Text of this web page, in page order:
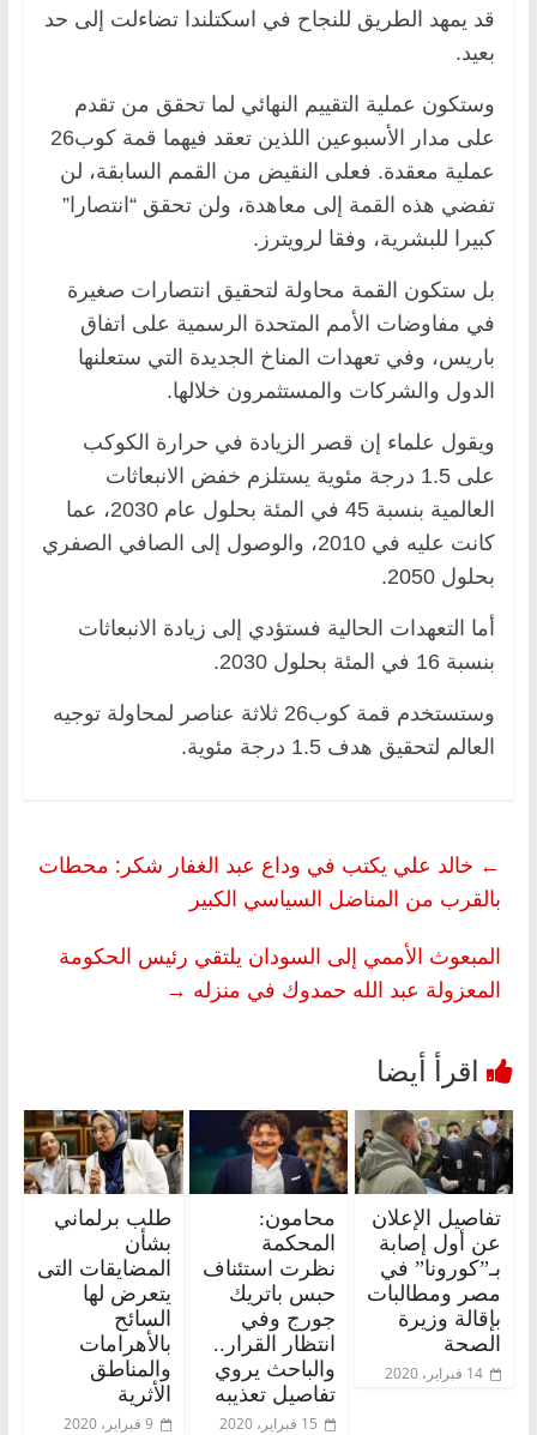
قد يمهد الطريق للنجاح في اسكتلندا تضاءلت إلى حد
بعيد.
وستكون عملية التقييم النهائي لما تحقق من تقدم
على مدار الأسبوعين اللذين تعقد فيهما قمة كوب26
عملية معقدة. فعلى النقيض من القمم السابقة، لن
تفضي هذه القمة إلى معاهدة، ولن تحقق “انتصارا”
كبيرا للبشرية، وفقا لرويترز.
بل ستكون القمة محاولة لتحقيق انتصارات صغيرة
في مفاوضات الأمم المتحدة الرسمية على اتفاق
باريس، وفي تعهدات المناخ الجديدة التي ستعلنها
الدول والشركات والمستثمرون خلالها.
ويقول علماء إن قصر الزيادة في حرارة الكوكب
على 1.5 درجة مئوية يستلزم خفض الانبعاثات
العالمية بنسبة 45 في المئة بحلول عام 2030، عما
كانت عليه في 2010، والوصول إلى الصافي الصفري
بحلول 2050.
أما التعهدات الحالية فستؤدي إلى زيادة الانبعاثات
بنسبة 16 في المئة بحلول 2030.
وستستخدم قمة كوب26 ثلاثة عناصر لمحاولة توجيه
العالم لتحقيق هدف 1.5 درجة مئوية.
← خالد علي يكتب في وداع عبد الغفار شكر: محطات
بالقرب من المناضل السياسي الكبير
المبعوث الأممي إلى السودان يلتقي رئيس الحكومة
المعزولة عبد الله حمدوك في منزله →
تفاصيل الإعلان
عن أول إصابة
بـ”كورونا” في
مصر ومطالبات
بإقالة وزيرة
الصحة
14 فبراير، 2020
محامون:
المحكمة
نظرت استئناف
حبس باتريك
جورج وفي
انتظار القرار..
والباحث يروي
تفاصيل تعذيبه
15 فبراير، 2020
طلب برلماني
بشأن
المضايقات التى
يتعرض لها
السائح
بالأهرامات
والمناطق
الأثرية
9 فبراير، 2020